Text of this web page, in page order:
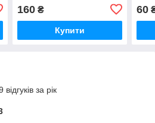
160₴
Купити
60
за рік